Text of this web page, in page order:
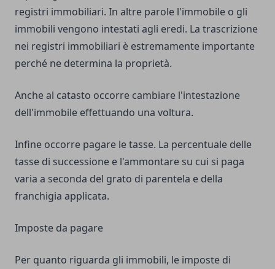
registri immobiliari. In altre parole l'immobile o gli
immobili vengono intestati agli eredi. La trascrizione
nei registri immobiliari è estremamente importante
perché ne determina la proprietà.
Anche al catasto occorre cambiare l'intestazione
dell'immobile effettuando una voltura.
Infine occorre pagare le tasse. La percentuale delle
tasse di successione e l'ammontare su cui si paga
varia a seconda del grato di parentela e della
franchigia applicata.
Imposte da pagare
Per quanto riguarda gli immobili, le imposte di